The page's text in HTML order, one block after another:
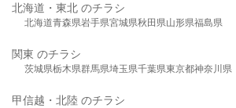
北海道・東北 のチラシ
北海道青森県岩手県宮城県秋田県山形県福島県
関東 のチラシ
茨城県栃木県群馬県埼玉県千葉県東京都神奈川県
甲信越・北陸 のチラシ